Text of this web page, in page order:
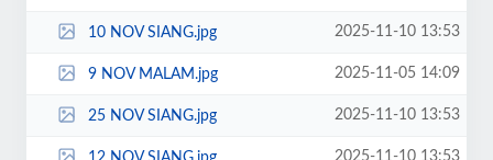
10 NOV SIANG.jpg 2025-11-10 13:53
9 NOV MALAM.jpg 2025-11-05 14:09
25 NOV SIANG.jpg 2025-11-10 13:53
2025-11-10 13:53